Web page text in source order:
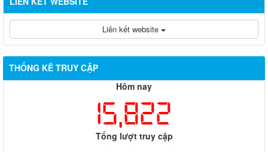
Liên kết website
THỐNG KÊ TRUY CẬP
Hôm nay
15,822
Tổng lượt truy cập